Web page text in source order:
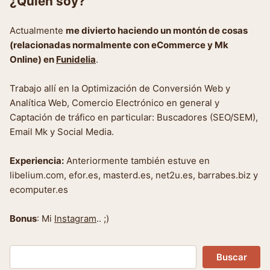
Actualmente me divierto haciendo un montón de cosas
(relacionadas normalmente con eCommerce y Mk
Online) en Funidelia.
Trabajo allí en la Optimización de Conversión Web y
Analítica Web, Comercio Electrónico en general y
Captación de tráfico en particular: Buscadores (SEO/SEM),
Email Mk y Social Media.
Experiencia: Anteriormente también estuve en
libelium.com, efor.es, masterd.es, net2u.es, barrabes.biz y
ecomputer.es
Bonus: Mi Instagram.. ;)
Buscar